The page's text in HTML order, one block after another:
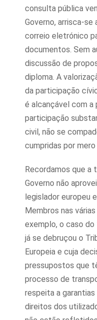
consulta pública
Governo, arrisca-se
correio eletrónico
documentos. Sem
discussão de
diploma. A
da participação
é alcançável com a
participação
civil, não se
cumpridas por
Recordamos que a
Governo não
legislador europeu
Membros nas
exemplo, o caso
já se debruçou o
Europeia e cuja
pressupostos que
processo de
respeita a
direitos dos